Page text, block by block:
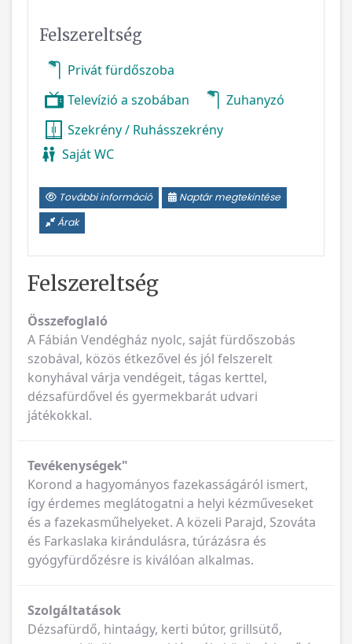
Felszereltség
Privát fürdőszoba
Televízió a szobában
Zuhanyzó
Szekrény / Ruhásszekrény
Saját WC
További információ
Naptár megtekintése
Árak
Felszereltség
Összefoglaló
A Fábián Vendégház nyolc, saját fürdőszobás
szobával, közös étkezővel és jól felszerelt
konyhával várja vendégeit, tágas kerttel,
dézsafürdővel és gyermekbarát udvari
játékokkal.
Tevékenységek"
Korond a hagyományos fazekasságáról ismert,
így érdemes meglátogatni a helyi kézműveseket
és a fazekasműhelyeket. A közeli Parajd, Szováta
és Farkaslaka kirándulásra, túrázásra és
gyógyfürdőzésre is kiválóan alkalmas.
Szolgáltatások
Dézsafürdő, hintaágy, kerti bútor, grillsütő,